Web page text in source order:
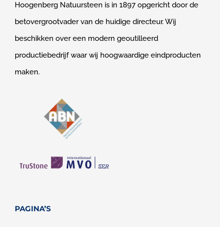
Hoogenberg Natuursteen is in 1897 opgericht door de
betovergrootvader van de huidige directeur. Wij
beschikken over een modern geoutilleerd
productiebedrijf waar wij hoogwaardige eindproducten
maken.
PAGINA’S